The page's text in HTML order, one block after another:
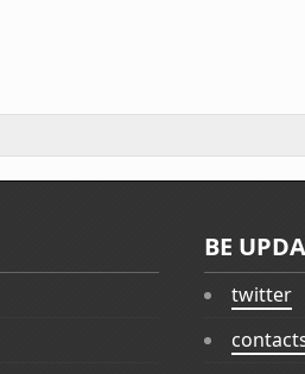
BE
twitter